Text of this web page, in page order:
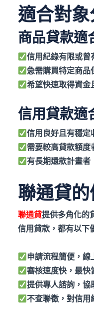
適合對
商品貸款適
信用紀錄有限或曾
急需購買特定商品
希望快速取得資金
信用貸款適
信用良好且有穩定
需要較高貸款額度
有長期還款計畫者
聯通貸
聯通貸提供多角化的
信用貸款，都有以下
申請流程簡便，線
審核速度快，最快
提供專人諮詢，協
不查聯徵，對信用